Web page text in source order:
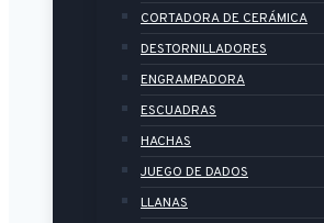
CORTADORA DE CERÁMICA
DESTORNILLADORES
ENGRAMPADORA
ESCUADRAS
HACHAS
JUEGO DE DADOS
LLANAS